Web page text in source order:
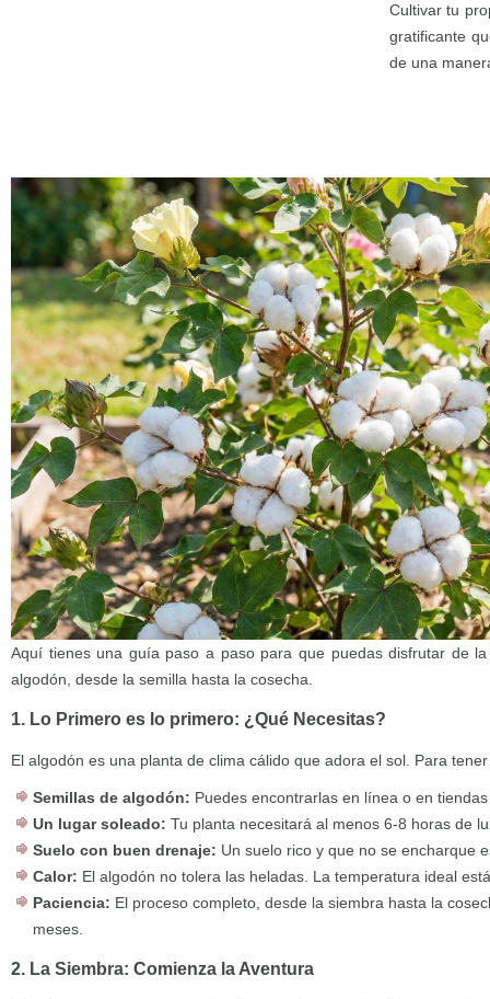
Cultivar tu
gratificante
de una
Aquí tienes una guía paso a paso para que puedas disfrutar de
algodón, desde la semilla hasta la cosecha.
1. Lo Primero es lo primero: ¿Qué Necesitas?
El algodón es una planta de clima cálido que adora el sol. Para
Semillas de algodón: Puedes encontrarlas en línea o en
Un lugar soleado: Tu planta necesitará al menos 6-8 horas de
Suelo con buen drenaje: Un suelo rico y que no se encharque
Calor: El algodón no tolera las heladas. La temperatura ideal
Paciencia: El proceso completo, desde la siembra hasta la
meses.
2. La Siembra: Comienza la Aventura